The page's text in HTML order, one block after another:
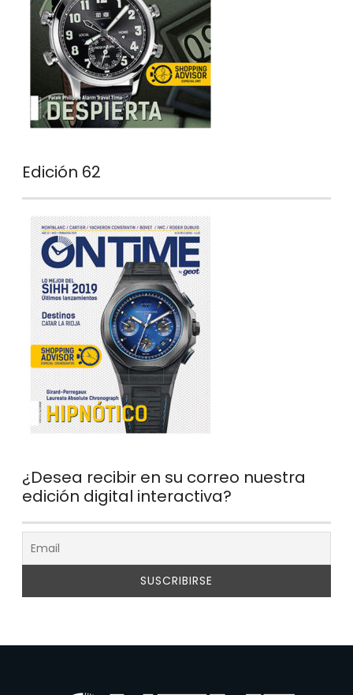
Edición 62
¿Desea recibir en su correo nuestra
edición digital interactiva?